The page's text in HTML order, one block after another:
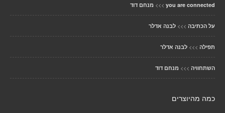
you are connected
>>> מנחם דוד
על הכתיבה >>> לבנה אדלר
תפילה >>> לבנה אדלר
השתחוויה >>> מנחם דוד
כמה מהיוצרים